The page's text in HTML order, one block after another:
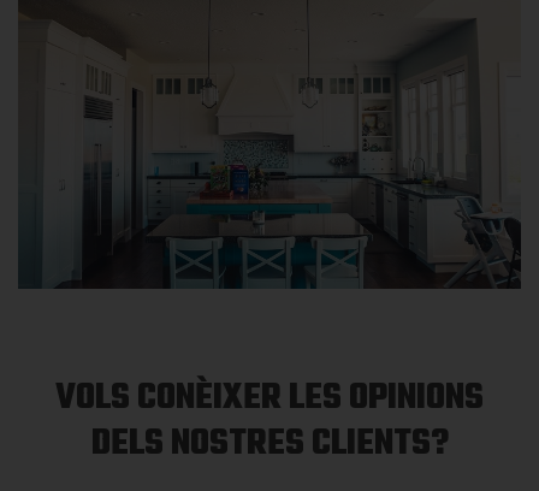
VOLS CONÈIXER LES OPINIONS
DELS NOSTRES CLIENTS?